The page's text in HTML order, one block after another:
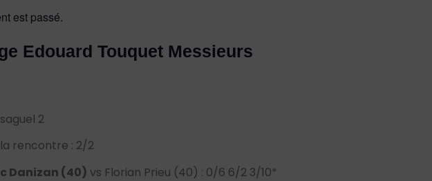
est passé.
Edouard Touquet Messieurs
2
rencontre : 2/2
Danizan (40) vs Florian Prieu (40) : 0/6 6/2 3/10*